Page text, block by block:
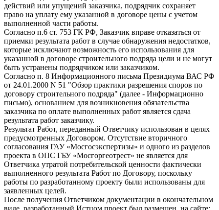
действий или упущений заказчика, подрядчик сохраняет
право на уплату ему указанной в договоре цены с учетом
выполненной части работы.
Согласно п.6 ст. 753 ГК РФ, Заказчик вправе отказаться от
приемки результата работ в случае обнаружения недостатков,
которые исключают возможность его использования для
указанной в договоре строительного подряда цели и не могут
быть устранены подрядчиком или заказчиком.
Согласно п. 8 Информационного письма Президиума ВАС РФ
от 24.01.2000 N 51 "Обзор практики разрешения споров по
договору строительного подряда" (далее - Информационно
письмо), основанием для возникновения обязательства
заказчика по оплате выполненных работ является сдача
результата работ заказчику.
Результат Работ, переданный Ответчику использован в целях
предусмотренных Договором. Отсутствие вторичного
согласования ГАУ «Мосгосэкспертизы» и одного из разделов
проекта в ОПС ГБУ «Мосгоргеотрест» не является для
Ответчика утратой потребительской ценности фактически
выполненного результата Работ по Договору, поскольку
работы по разработанному проекту были использованы для
заявленных целей.
После получения Ответчиком документации в окончательном
виде, разработанный Истцом проект был размещен на сайте: